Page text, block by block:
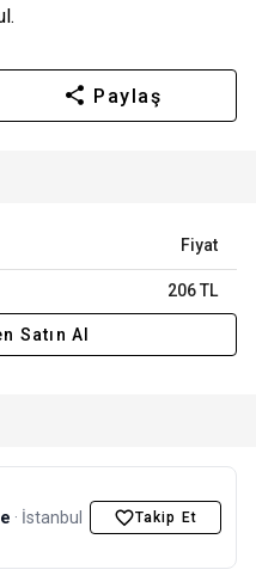
Paylaş
Fiyat
206 TL
Satın Al
· İstanbul Takip Et